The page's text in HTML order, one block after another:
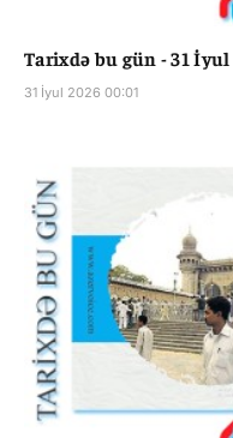
Tarixdə bu gün - 31 İyul
31 İyul 2026 00:01